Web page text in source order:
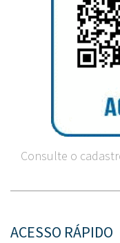
Consulte o
ACESSO RÁPIDO